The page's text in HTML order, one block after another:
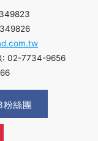
: 02-7734-9656
粉絲團